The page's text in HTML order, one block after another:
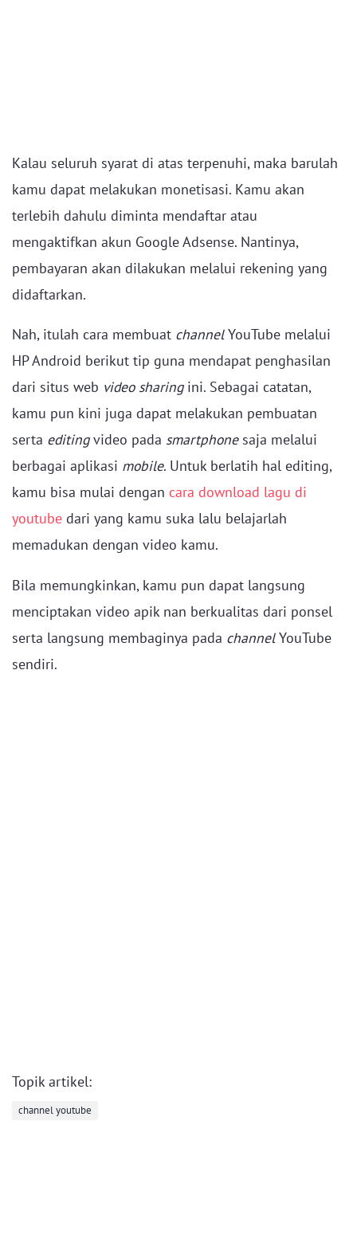
Kalau seluruh syarat di atas terpenuhi, maka barulah
kamu dapat melakukan monetisasi. Kamu akan
terlebih dahulu diminta mendaftar atau
mengaktifkan akun Google Adsense. Nantinya,
pembayaran akan dilakukan melalui rekening yang
didaftarkan.
Nah, itulah cara membuat channelYouTube melalui
HP Android berikut tip guna mendapat penghasilan
dari situs web video sharing ini. Sebagai catatan,
kamu pun kini juga dapat melakukan pembuatan
serta editingvideo pada smartphone saja melalui
berbagai aplikasi mobile. Untuk berlatih hal editing,
kamu bisa mulai dengan cara download lagu di
youtube dari yang kamu suka lalu belajarlah
memadukan dengan video kamu.
Bila memungkinkan, kamu pun dapat langsung
menciptakan video apik nan berkualitas dari ponsel
serta langsung membaginya pada channelYouTube
sendiri.
Topik artikel:
channel youtube